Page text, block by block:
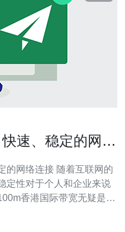
速、稳定的网络
随着互联网的
定性对于个人和企业来说
香港国际带宽无疑是一
种高速、稳定的网络连